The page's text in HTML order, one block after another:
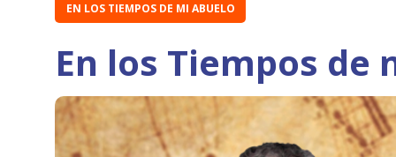
EN LOS TIEMPOS DE MI ABUELO
En los Tiempos de